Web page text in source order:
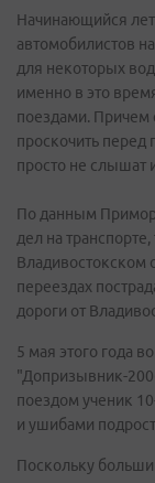
Начинающийся
автомобилистов
для некоторых
именно в это
поездами. Причем
проскочить
просто не слышат
По данным
дел на
переездах
дороги от
5 мая этого года
"Допризывник-
поездом ученик
и ушибами
Поскольку